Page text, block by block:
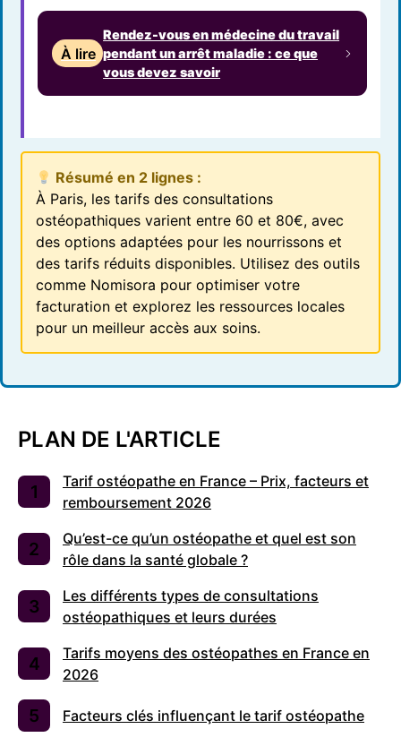
À lire
Rendez-vous en médecine du travail
pendant un arrêt maladie : ce que
vous devez savoir
Résumé en 2 lignes :
À Paris, les tarifs des consultations
ostéopathiques varient entre 60 et 80€, avec
des options adaptées pour les nourrissons et
des tarifs réduits disponibles. Utilisez des outils
comme Nomisora pour optimiser votre
facturation et explorez les ressources locales
pour un meilleur accès aux soins.
PLAN DE L'ARTICLE
Tarif ostéopathe en France – Prix, facteurs et
remboursement 2026
Qu’est-ce qu’un ostéopathe et quel est son
rôle dans la santé globale ?
Les différents types de consultations
ostéopathiques et leurs durées
Tarifs moyens des ostéopathes en France en
2026
Facteurs clés influençant le tarif ostéopathe